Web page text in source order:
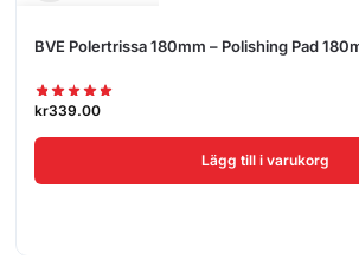
BVE Polertrissa 180mm – Polishing Pad
kr339.00
Lägg till i varukorg